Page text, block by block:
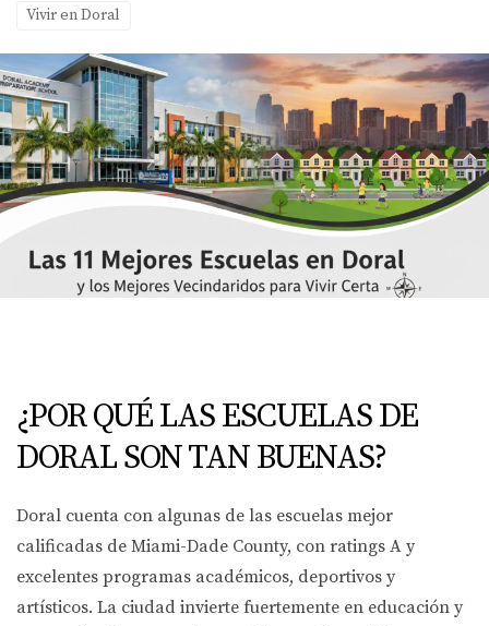
Vivir en Doral
¿POR QUÉ LAS ESCUELAS DE
DORAL SON TAN BUENAS?
Doral cuenta con algunas de las escuelas mejor
calificadas de Miami-Dade County, con ratings A y
excelentes programas académicos, deportivos y
artísticos. La ciudad invierte fuertemente en educación y